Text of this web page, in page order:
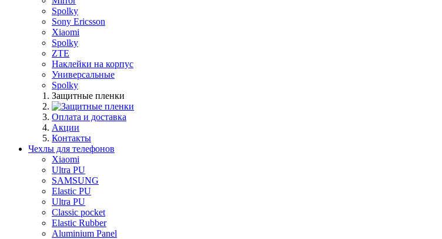
Spolky
Sony Ericsson
Xiaomi
Spolky
ZTE
Наклейки на корпус
Универсальные
Spolky
Защитные пленки
Оплата и доставка
Акции
Контакты
Чехлы для телефонов
Xiaomi
Ultra PU
SAMSUNG
Elastic PU
Ultra PU
Classic pocket
Elastic Rubber
Aluminium Panel